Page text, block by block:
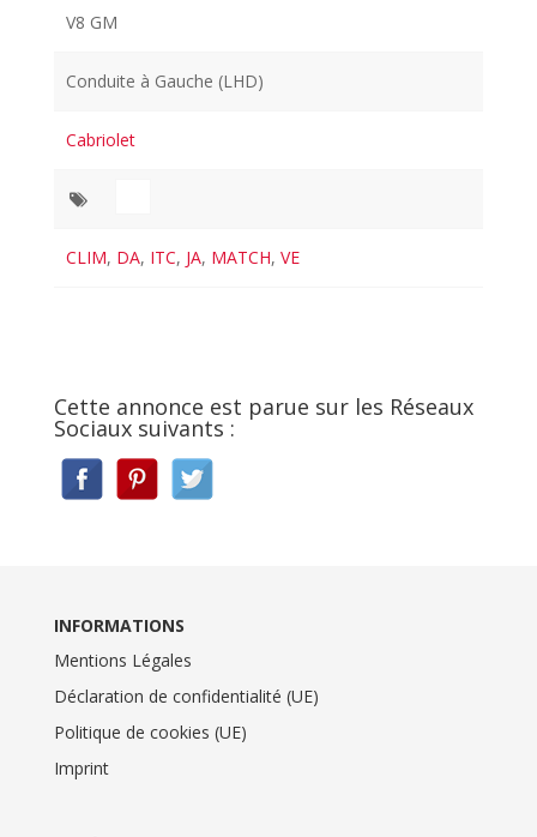
V8 GM
Conduite à Gauche (LHD)
Cabriolet
CLIM, DA, ITC, JA, MATCH,VE
Cette annonce est parue sur les Réseaux
Sociaux suivants :
INFORMATIONS
Mentions Légales
Déclaration de confidentialité (UE)
Politique de cookies (UE)
Imprint